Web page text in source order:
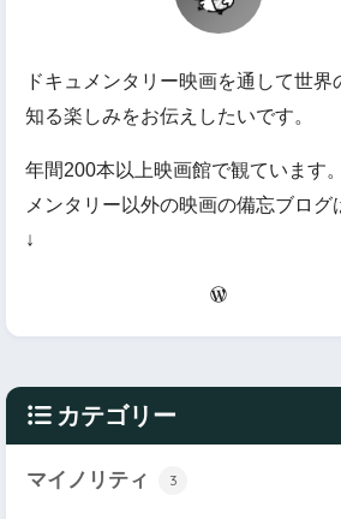
ドキュメンタリー映画を通して世界
知る楽しみをお伝えしたいです。
年間200本以上映画館で観ています
メンタリー以外の映画の備忘ブログ
↓
カテゴリー
マイノリティ 3